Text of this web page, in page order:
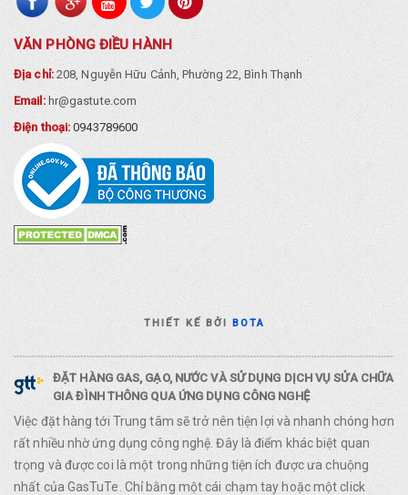
VĂN PHÒNG ĐIỀU HÀNH
Địa chỉ:208, Nguyễn Hữu Cảnh, Phường 22, Bình Thạnh
Email:hr@gastute.com
Điện thoại:0943789600
THIẾT KẾ BỞIBOTA
ĐẶT HÀNG GAS, GẠO, NƯỚC VÀ SỬ DỤNG DỊCH VỤ SỬA CHỮA
GIA ĐÌNH THÔNG QUA ỨNG DỤNG CÔNG NGHỆ
Việc đặt hàng tới Trung tâm sẽ trở nên tiện lợi và nhanh chóng hơn
rất nhiều nhờ ứng dụng công nghệ. Đây là điểm khác biệt quan
trọng và được coi là một trong những tiện ích được ưa chuộng
nhất của GasTuTe. Chỉ bằng một cái chạm tay hoặc một click